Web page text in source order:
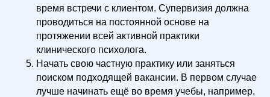
время встречи с клиентом. Супервизия должна
проводиться на постоянной основе на
протяжении всей активной практики
клинического психолога.
Начать свою частную практику или заняться
поиском подходящей вакансии. В первом случае
лучше начинать ещё во время учебы, например,